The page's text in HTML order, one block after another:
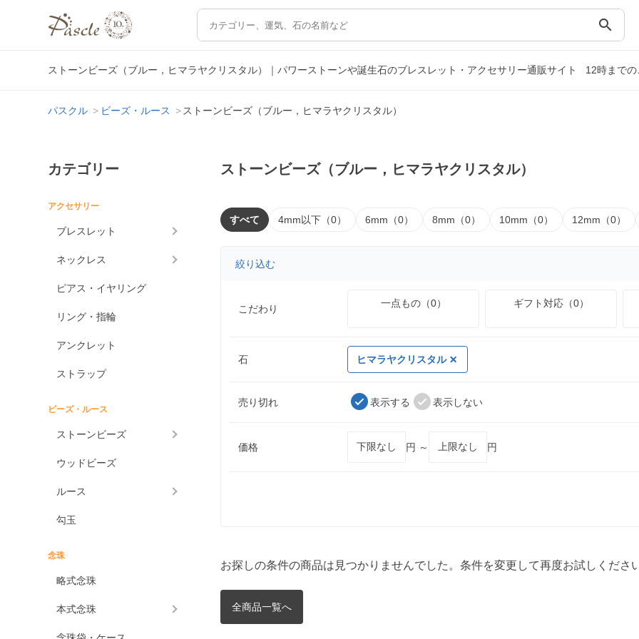
search
ストーンビーズ（ブルー，ヒマラヤクリスタル）｜パワーストーンや誕生石のブレスレット・アクセサリー通販サイト 12時まで
パスクル ビーズ・ルース ストーンビーズ（ブルー，ヒマラヤクリスタル）
カテゴリー
アクセサリー
ブレスレット
ネックレス
ピアス・イヤリング
リング・指輪
アンクレット
ストラップ
ビーズ・ルース
ストーンビーズ
ウッドビーズ
ルース
勾玉
念珠
略式念珠
本式念珠
ストーンビーズ（ブルー，ヒマラヤクリスタル）
すべて 4mm以下（0） 6mm（0） 8mm（0） 10mm（0） 12mm（0）
絞り込む
こだわり 一点もの（0） ギフト対応（0）
石 ヒマラヤクリスタル
売り切れ 表示する 表示しない
価格 円 ～ 円
お探しの条件の商品は見つかりませんでした。条件を変更して再度お試しください
全商品一覧へ